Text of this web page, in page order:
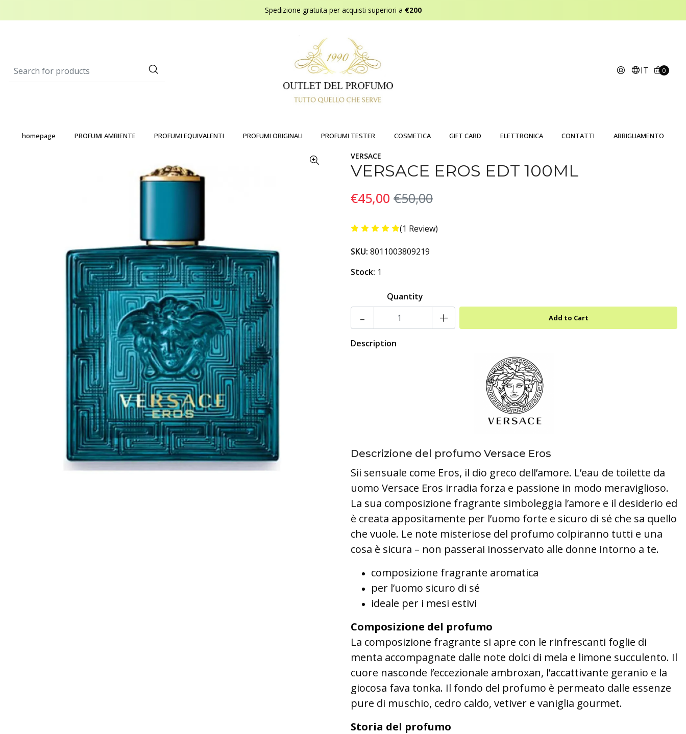
Spedizione gratuita per acquisti superiori a €200
IT 0
homepage PROFUMI AMBIENTE PROFUMI EQUIVALENTI PROFUMI ORIGINALI PROFUMI TESTER COSMETICA GIFT CARD ELETTRONICA CONTATTI ABBIGLIAMENTO
VERSACE
VERSACE EROS EDT 100ML
€45,00 €50,00
(1 Review)
SKU: 8011003809219
Stock: 1
Quantity
- +
Description
Descrizione del profumo Versace Eros
Sii sensuale come Eros, il dio greco dell’amore. L’eau de toilette da
uomo Versace Eros irradia forza e passione in modo meraviglioso.
La sua composizione fragrante simboleggia l’amore e il desiderio ed
è creata appositamente per l’uomo forte e sicuro di sé che sa quello
che vuole. Le note misteriose del profumo colpiranno tutti e una
cosa è sicura – non passerai inosservato alle donne intorno a te.
composizione fragrante aromatica
per l’uomo sicuro di sé
ideale per i mesi estivi
Composizione del profumo
La composizione fragrante si apre con le rinfrescanti foglie di
menta accompagnate dalle note dolci di mela e limone succulento. Il
cuore nasconde l’eccezionale ambroxan, l’accattivante geranio e la
giocosa fava tonka. Il fondo del profumo è permeato dalle essenze
pure di muschio, cedro caldo, vetiver e vaniglia gourmet.
Storia del profumo